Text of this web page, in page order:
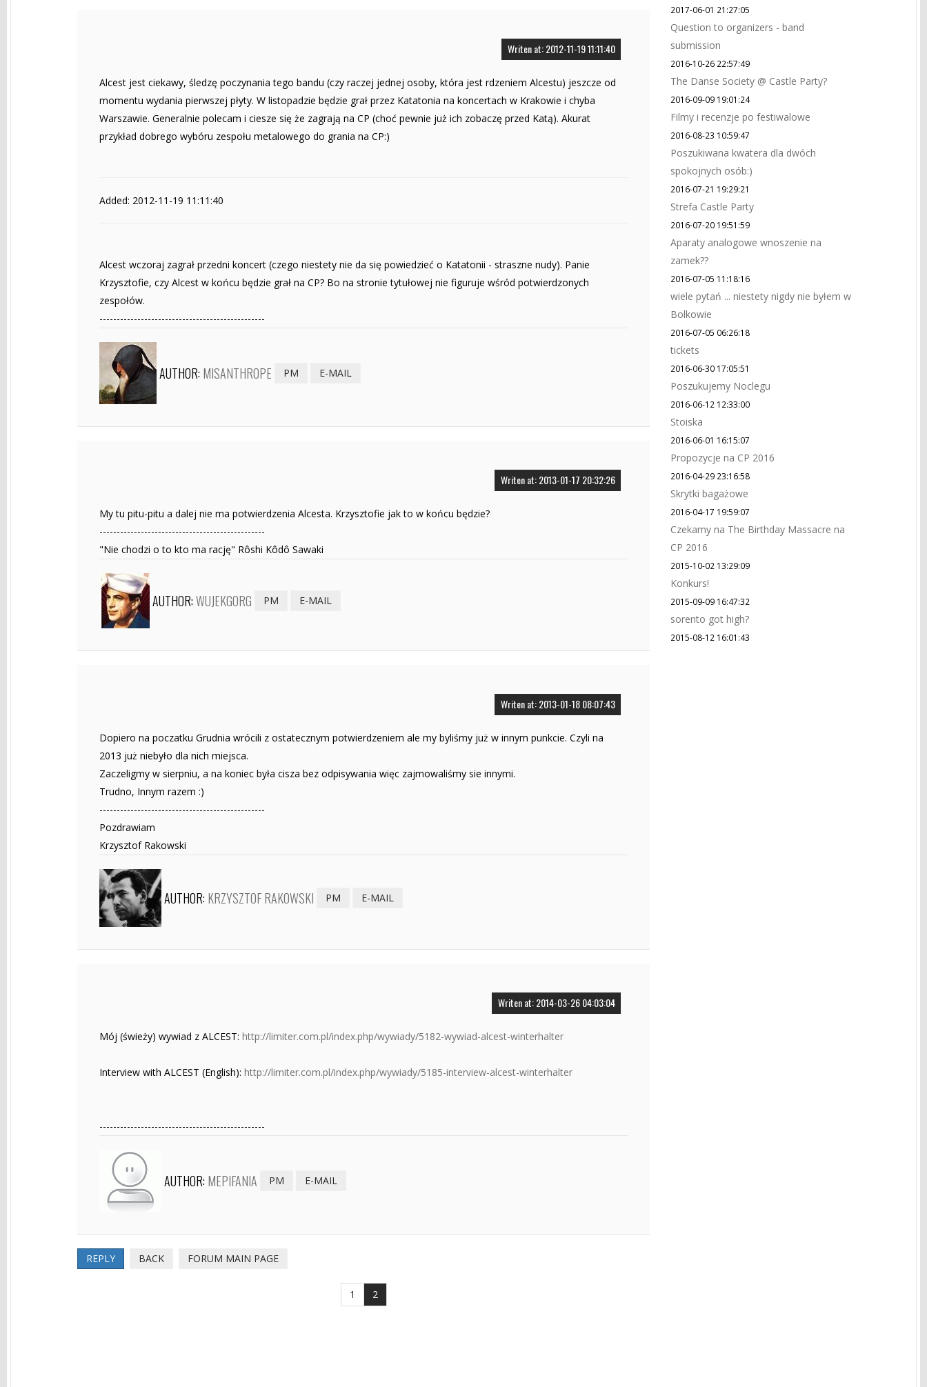
Writen at: 2012-11-19 11:11:40
Alcest jest ciekawy, śledzę poczynania tego bandu (czy raczej jednej osoby, która jest rdzeniem Alcestu) jeszcze od
momentu wydania pierwszej płyty. W listopadzie będzie grał przez Katatonia na koncertach w Krakowie i chyba
Warszawie. Generalnie polecam i ciesze się że zagrają na CP (choć pewnie już ich zobaczę przed Katą). Akurat
przykład dobrego wybóru zespołu metalowego do grania na CP:)
Added: 2012-11-19 11:11:40
Alcest wczoraj zagrał przedni koncert (czego niestety nie da się powiedzieć o Katatonii - straszne nudy). Panie
Krzysztofie, czy Alcest w końcu będzie grał na CP? Bo na stronie tytułowej nie figuruje wśród potwierdzonych
zespołów.
------------------------------------------------
AUTHOR: MISANTHROPE PM E-MAIL
Writen at: 2013-01-17 20:32:26
My tu pitu-pitu a dalej nie ma potwierdzenia Alcesta. Krzysztofie jak to w końcu będzie?
------------------------------------------------
‎"Nie chodzi o to kto ma rację" Rôshi Kôdô Sawaki
AUTHOR:WUJEKGORG PM E-MAIL
Writen at: 2013-01-18 08:07:43
Dopiero na poczatku Grudnia wrócili z ostatecznym potwierdzeniem ale my byliśmy już w innym punkcie. Czyli na
2013 już niebyło dla nich miejsca.
Zaczeligmy w sierpniu, a na koniec była cisza bez odpisywania więc zajmowaliśmy sie innymi.
Trudno, Innym razem :)
------------------------------------------------
Pozdrawiam
Krzysztof Rakowski
AUTHOR: KRZYSZTOF RAKOWSKI PM E-MAIL
Writen at: 2014-03-26 04:03:04
Mój (świeży) wywiad z ALCEST: http://limiter.com.pl/index.php/wywiady/5182-wywiad-alcest-winterhalter
Interview with ALCEST (English): http://limiter.com.pl/index.php/wywiady/5185-interview-alcest-winterhalter
------------------------------------------------
AUTHOR: MEPIFANIA PM E-MAIL
REPLY BACK FORUM MAIN PAGE
1 2
2017-06-01 21:27:05
Question to organizers - band
submission
2016-10-26 22:57:49
The Danse Society @ Castle Party?
2016-09-09 19:01:24
Filmy i recenzje po festiwalowe
2016-08-23 10:59:47
Poszukiwana kwatera dla dwóch
spokojnych osób:)
2016-07-21 19:29:21
Strefa Castle Party
2016-07-20 19:51:59
Aparaty analogowe wnoszenie na
zamek??
2016-07-05 11:18:16
wiele pytań ... niestety nigdy nie byłem w
Bolkowie
2016-07-05 06:26:18
tickets
2016-06-30 17:05:51
Poszukujemy Noclegu
2016-06-12 12:33:00
Stoiska
2016-06-01 16:15:07
Propozycje na CP 2016
2016-04-29 23:16:58
Skrytki bagażowe
2016-04-17 19:59:07
Czekamy na The Birthday Massacre na
CP 2016
2015-10-02 13:29:09
Konkurs!
2015-09-09 16:47:32
sorento got high?
2015-08-12 16:01:43